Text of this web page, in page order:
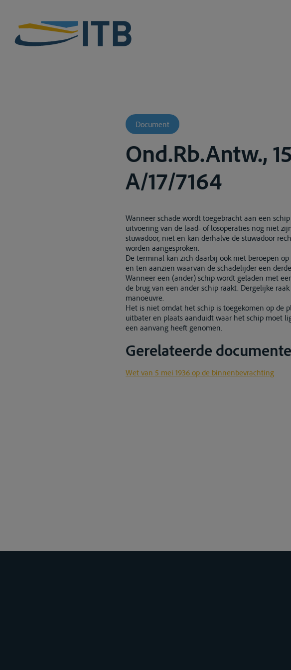
Document
Ond.Rb.Antw.,
A/17/7164
Wanneer schade wordt toegebracht aan een
uitvoering van de laad- of losoperaties nog niet
stuwadoor, niet en kan derhalve de stuwadoor
worden aangesproken.
De terminal kan zich daarbij ook niet beroepen
en ten aanzien waarvan de schadelijder een
Wanneer een (ander) schip wordt geladen met
de brug van een ander schip raakt. Dergelijke
manoeuvre.
Het is niet omdat het schip is toegekomen op de
uitbater en plaats aanduidt waar het schip moet
een aanvang heeft genomen.
Gerelateerde
Wet van 5 mei 1936 op de binnenbevrachting